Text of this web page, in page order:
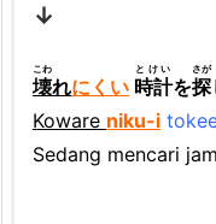
↓
壊
こわ
れにくい 時計
とけい
を探
さが
Koware niku-i
Sedang mencari